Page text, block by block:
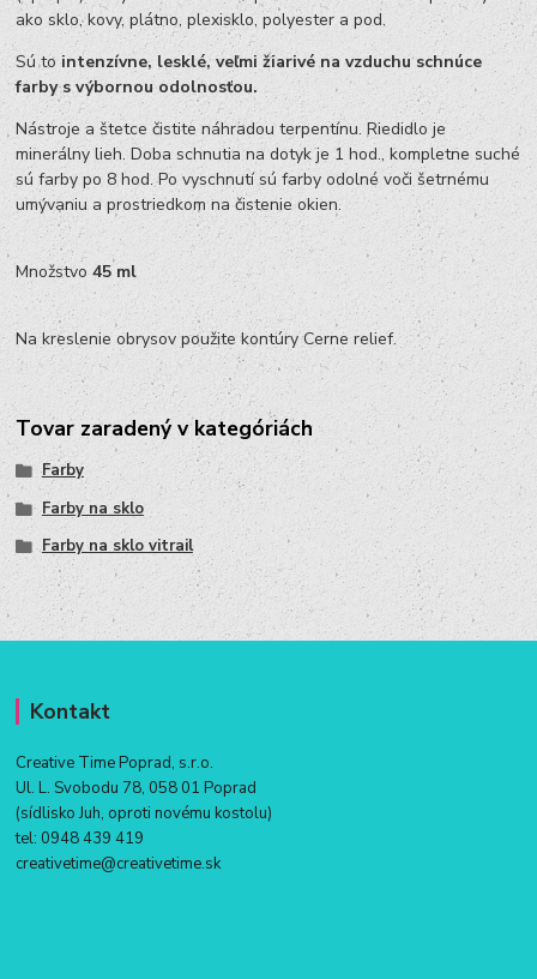
ako sklo, kovy, plátno, plexisklo, polyester a pod.
Sú to intenzívne, lesklé, veľmi žiarivé na vzduchu schnúce
farby s výbornou odolnosťou.
Nástroje a štetce čistite náhradou terpentínu. Riedidlo je
minerálny lieh. Doba schnutia na dotyk je 1 hod., kompletne suché
sú farby po 8 hod. Po vyschnutí sú farby odolné voči šetrnému
umývaniu a prostriedkom na čistenie okien.
Množstvo45 ml
Na kreslenie obrysov použite kontúry Cerne relief.
Tovar zaradený v kategóriách
Farby
Farby na sklo
Farby na sklo vitrail
Kontakt
Creative Time Poprad, s.r.o.
Ul. L. Svobodu 78, 058 01 Poprad
(sídlisko Juh, oproti novému kostolu)
tel: 0948 439 419
creativetime@creativetime.sk